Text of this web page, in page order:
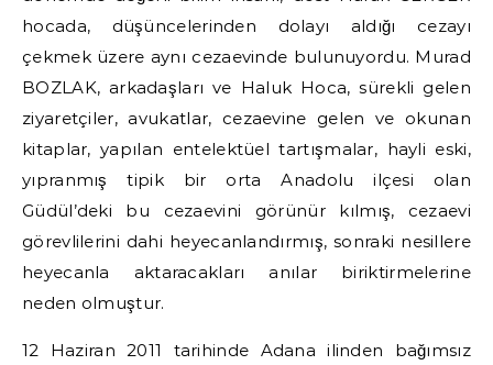
hocada, düşüncelerinden dolayı aldığı cezayı
çekmek üzere aynı cezaevinde bulunuyordu. Murad
BOZLAK, arkadaşları ve Haluk Hoca, sürekli gelen
ziyaretçiler, avukatlar, cezaevine gelen ve okunan
kitaplar, yapılan entelektüel tartışmalar, hayli eski,
yıpranmış tipik bir orta Anadolu ilçesi olan
Güdül’deki bu cezaevini görünür kılmış, cezaevi
görevlilerini dahi heyecanlandırmış, sonraki nesillere
heyecanla aktaracakları anılar biriktirmelerine
neden olmuştur.
12 Haziran 2011 tarihinde Adana ilinden bağımsız